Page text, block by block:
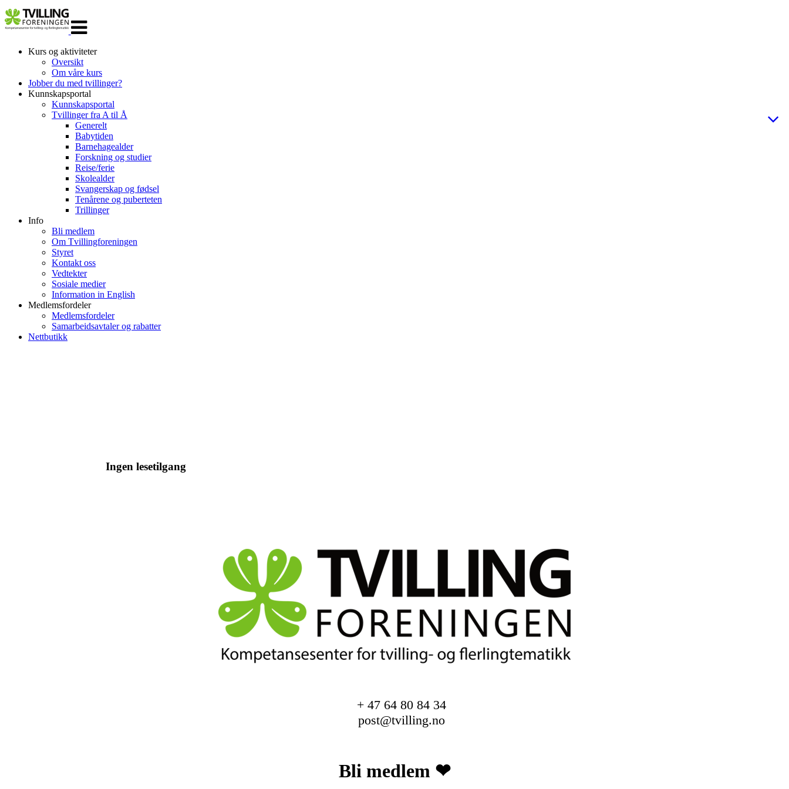
navigasjon
Kurs og aktiviteter
Oversikt
Om våre kurs
Jobber du med tvillinger?
Kunnskapsportal
Kunnskapsportal
Tvillinger fra A til Å
Generelt
Babytiden
Barnehagealder
Forskning og studier
Reise/ferie
Skolealder
Svangerskap og fødsel
Tenårene og puberteten
Trillinger
Info
Bli medlem
Om Tvillingforeningen
Styret
Kontakt oss
Vedtekter
Sosiale medier
Information in English
Medlemsfordeler
Medlemsfordeler
Samarbeidsavtaler og rabatter
Nettbutikk
Ingen lesetilgang
+ 47 64 80 84 34
post@tvilling.no
Bli medlem ❤︎